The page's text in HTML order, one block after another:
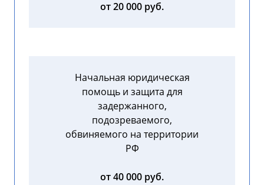
от 20 000 руб.
Начальная юридическая
помощь и защита для
задержанного,
подозреваемого,
обвиняемого на территории
РФ
от 40 000 руб.